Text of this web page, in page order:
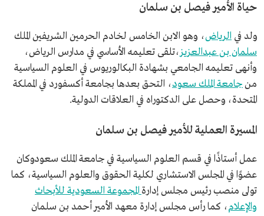
رئيس مجلس إدارة دارة الملك عبدالعزيز.
تعليمه
بكالوريوس في العلوم السياسية من جامعة الملك سعود.
دكتوراه في العلاقات الدولية من جامعة أكسفورد.
حياة الأمير فيصل بن سلمان
ولد في الرياض، وهو الابن الخامس لخادم الحرمين الشريفين الملك
سلمان بن عبدالعزيز،تلقى تعليمه الأساسي في مدارس الرياض،
وأنهى تعليمه الجامعي بشهادة البكالوريوس في العلوم السياسية
منجامعة الملك سعود، التحق بعدها بجامعة أكسفورد في المملكة
المتحدة، وحصل على الدكتوراه في العلاقات الدولية.
المسيرة العملية للأمير فيصل بن سلمان
عمل أستاذًا في قسم العلوم السياسية في جامعة الملك سعودوكان
عضوًا في المجلس الاستشاري لكلية الحقوق والعلوم السياسية، كما
تولى منصب رئيس مجلس إدارة المجموعة السعودية للأبحاث
والإعلام، كما رأس مجلس إدارة معهد الأمير أحمد بن سلمان